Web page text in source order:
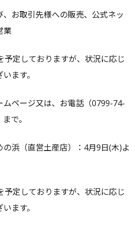
お取引先様への販売、公式ネッ
業
定しておりますが、状況に応じ
ます。
ページ又は、お電話（0799-74-
で。
浜（直営土産店）：4月9日(木)よ
定しておりますが、状況に応じ
ます。